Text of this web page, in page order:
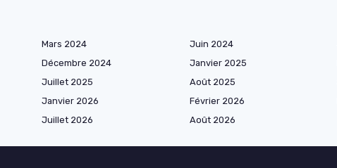
Mars 2024 Juin 2024
Décembre 2024 Janvier 2025
Juillet 2025 Août 2025
Janvier 2026 Février 2026
Juillet 2026 Août 2026